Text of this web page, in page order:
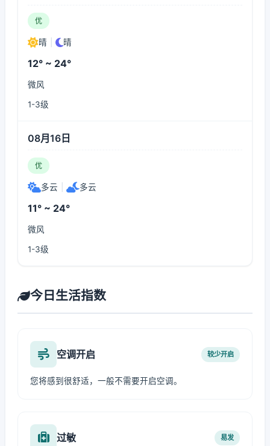
优
晴 晴
12° ~ 24°
微风
1-3级
08月16日
优
多云 多云
11° ~ 24°
微风
1-3级
今日生活指数
空调开启 较少开启
您将感到很舒适，一般不需要开启空调。
过敏 易发